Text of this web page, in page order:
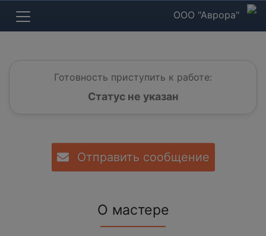
ООО "Аврора"
Готовность приступить к работе:
Статус не указан
Отправить сообщение
О мастере